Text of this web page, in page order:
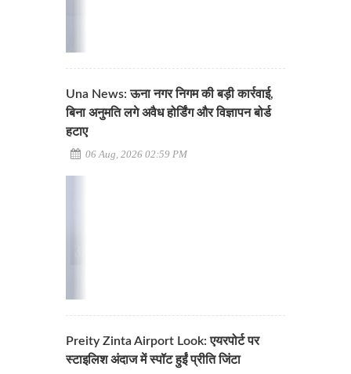
Una News: ऊना नगर निगम की बड़ी कार्रवाई,
बिना अनुमति लगे अवैध होर्डिंग और विज्ञापन बोर्ड
हटाए
06 Aug, 2026 02:59 PM
Preity Zinta Airport Look: एयरपोर्ट पर
स्टाइलिश अंदाज में स्पॉट हुईं प्रीति जिंटा